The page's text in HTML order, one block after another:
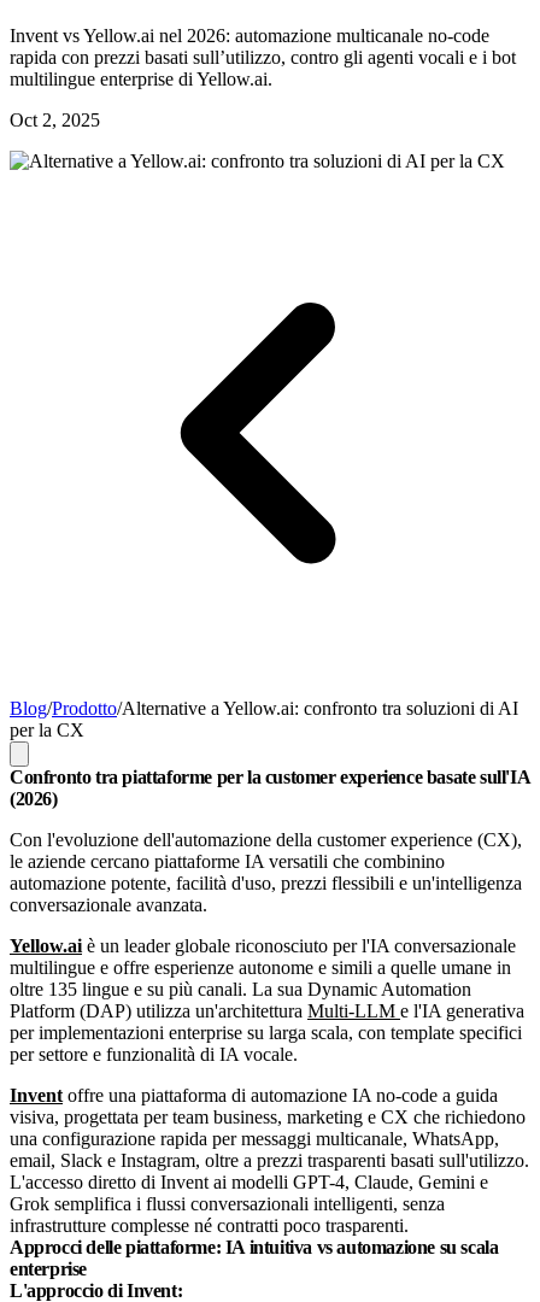
Invent vs Yellow.ai nel 2026: automazione multicanale no-code
rapida con prezzi basati sull’utilizzo, contro gli agenti vocali e i bot
multilingue enterprise di Yellow.ai.
Oct 2, 2025
Blog/Prodotto/Alternative a Yellow.ai: confronto tra soluzioni di AI
per la CX
Confronto tra piattaforme per la customer experience basate sull'IA
(2026)
Con l'evoluzione dell'automazione della customer experience (CX),
le aziende cercano piattaforme IA versatili che combinino
automazione potente, facilità d'uso, prezzi flessibili e un'intelligenza
conversazionale avanzata.
Yellow.ai è un leader globale riconosciuto per l'IA conversazionale
multilingue e offre esperienze autonome e simili a quelle umane in
oltre 135 lingue e su più canali. La sua Dynamic Automation
Platform (DAP) utilizza un'architettura Multi-LLM e l'IA generativa
per implementazioni enterprise su larga scala, con template specifici
per settore e funzionalità di IA vocale.
Invent offre una piattaforma di automazione IA no-code a guida
visiva, progettata per team business, marketing e CX che richiedono
una configurazione rapida per messaggi multicanale, WhatsApp,
email, Slack e Instagram, oltre a prezzi trasparenti basati sull'utilizzo.
L'accesso diretto di Invent ai modelli GPT-4, Claude, Gemini e
Grok semplifica i flussi conversazionali intelligenti, senza
infrastrutture complesse né contratti poco trasparenti.
Approcci delle piattaforme: IA intuitiva vs automazione su scala
enterprise
L'approccio di Invent: